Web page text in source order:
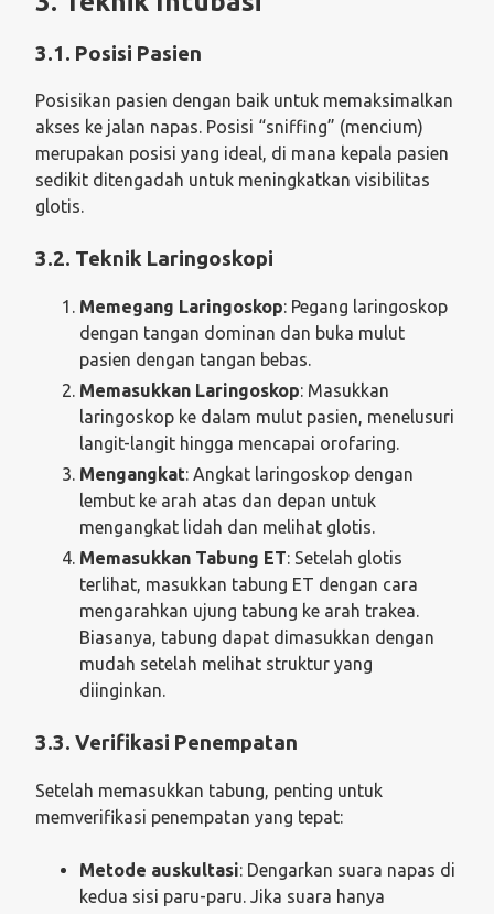
3.1. Posisi Pasien
Posisikan pasien dengan baik untuk memaksimalkan
akses ke jalan napas. Posisi “sniffing” (mencium)
merupakan posisi yang ideal, di mana kepala pasien
sedikit ditengadah untuk meningkatkan visibilitas
glotis.
3.2. Teknik Laringoskopi
Memegang Laringoskop: Pegang laringoskop
dengan tangan dominan dan buka mulut
pasien dengan tangan bebas.
Memasukkan Laringoskop: Masukkan
laringoskop ke dalam mulut pasien, menelusuri
langit-langit hingga mencapai orofaring.
Mengangkat: Angkat laringoskop dengan
lembut ke arah atas dan depan untuk
mengangkat lidah dan melihat glotis.
Memasukkan Tabung ET: Setelah glotis
terlihat, masukkan tabung ET dengan cara
mengarahkan ujung tabung ke arah trakea.
Biasanya, tabung dapat dimasukkan dengan
mudah setelah melihat struktur yang
diinginkan.
3.3. Verifikasi Penempatan
Setelah memasukkan tabung, penting untuk
memverifikasi penempatan yang tepat:
Metode auskultasi: Dengarkan suara napas di
kedua sisi paru-paru. Jika suara hanya